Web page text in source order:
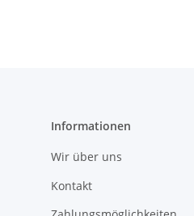
Informationen
Wir über uns
Kontakt